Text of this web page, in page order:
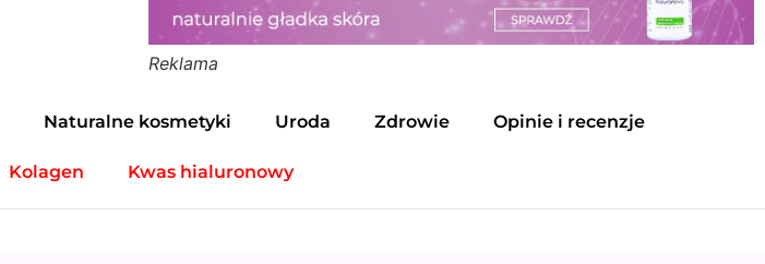
Reklama
Naturalne kosmetyki Uroda Zdrowie Opinie i recenzje
Kolagen Kwas hialuronowy